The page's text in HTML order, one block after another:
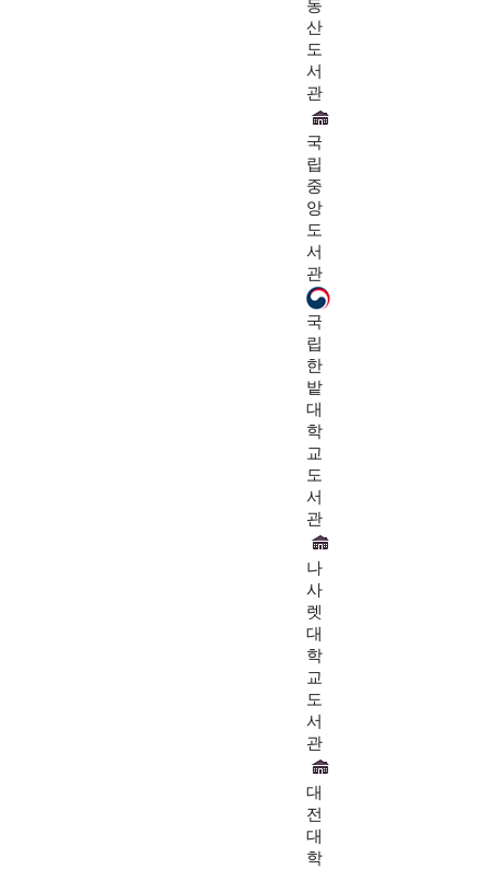
동
산
도
서
관
국
립
중
앙
도
서
관
국
립
한
밭
대
학
교
도
서
관
나
사
렛
대
학
교
도
서
관
대
전
대
학